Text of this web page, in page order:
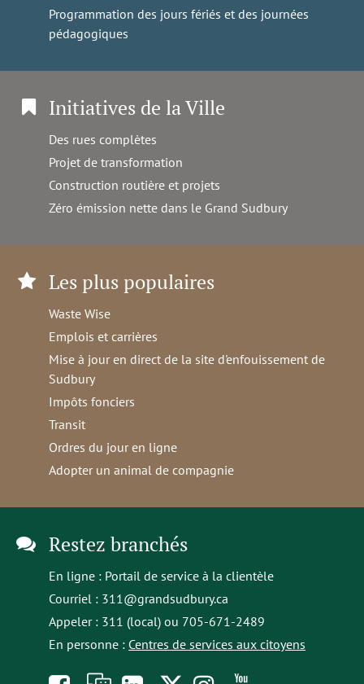
Programmation des jours fériés et des journées
pédagogiques
Initiatives de la Ville
Des rues complètes
Projet de transformation
Construction routière et projets
Zéro émission nette dans le Grand Sudbury
Les plus populaires
Waste Wise
Emplois et carrières
Mise à jour en direct de la site d'enfouissement de
Sudbury
Impôts fonciers
Transit
Ordres du jour en ligne
Adopter un animal de compagnie
Restez branchés
En ligne : Portail de service à la clientèle
Courriel : 311@grandsudbury.ca
Appeler : 311 (local) ou 705-671-2489
En personne : Centres de services aux citoyens